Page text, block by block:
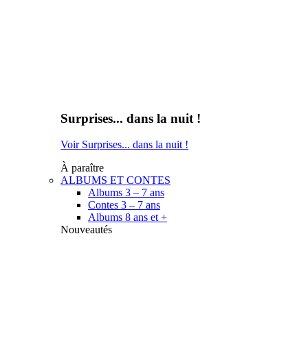
Surprises... dans la nuit !
Voir Surprises... dans la nuit !
À paraître
ALBUMS ET CONTES
Albums 3 – 7 ans
Contes 3 – 7 ans
Albums 8 ans et +
Nouveautés